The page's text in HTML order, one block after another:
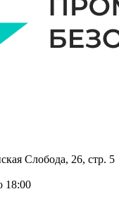
Слобода, 26, стр. 5
18:00